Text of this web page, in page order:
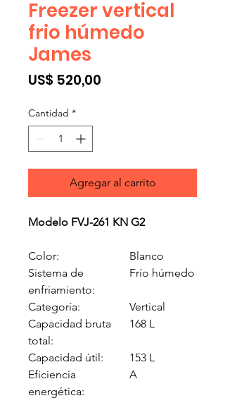
Freezer vertical
frio húmedo
James
US$ 520,00
Cantidad *
Agregar al carrito
Modelo FVJ-261 KN G2
Color:
Blanco
Sistema de
enfriamiento:
Frío húmedo
Categoría:
Vertical
Capacidad bruta
total:
168 L
Capacidad útil:
153 L
Eficiencia
energética:
A